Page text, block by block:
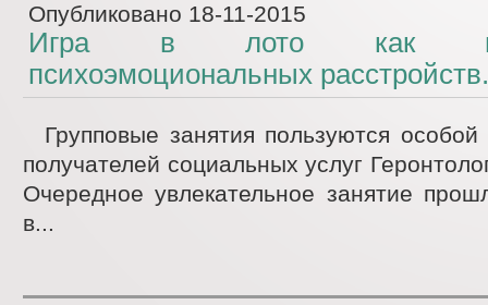
Опубликовано 18-11-2015
Игра в лото как
психоэмоциональных расстройств.
Групповые занятия пользуются
получателей социальных услуг
Очередное увлекательное занятие
в...